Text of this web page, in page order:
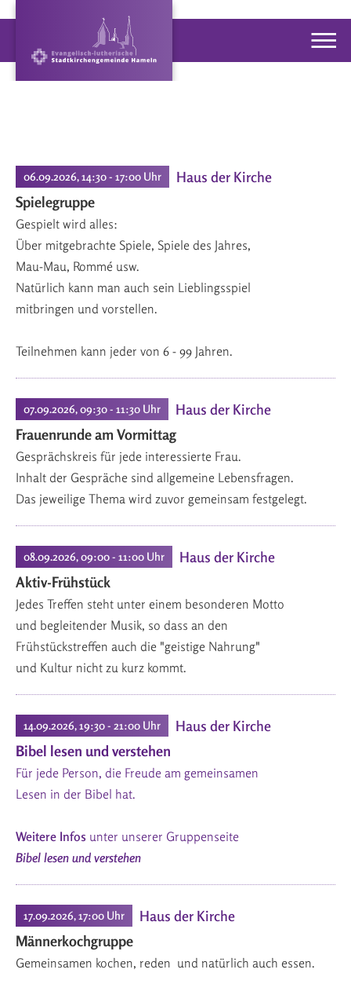
06.09.2026, 14:30 - 17:00 Uhr
Haus der Kirche
Spielegruppe
Gespielt wird alles:
Über mitgebrachte Spiele, Spiele des Jahres,
Mau-Mau, Rommé usw.
Natürlich kann man auch sein Lieblingsspiel
mitbringen und vorstellen.
Teilnehmen kann jeder von 6 - 99 Jahren.
07.09.2026, 09:30 - 11:30 Uhr
Haus der Kirche
Frauenrunde am Vormittag
Gesprächskreis für jede interessierte Frau.
Inhalt der Gespräche sind allgemeine Lebensfragen.
Das jeweilige Thema wird zuvor gemeinsam festgelegt.
08.09.2026, 09:00 - 11:00 Uhr
Haus der Kirche
Aktiv-Frühstück
Jedes Treffen steht unter einem besonderen Motto
und begleitender Musik, so dass an den
Frühstückstreffen auch die "geistige Nahrung"
und Kultur nicht zu kurz kommt.
14.09.2026, 19:30 - 21:00 Uhr
Haus der Kirche
Bibel lesen und verstehen
Für jede Person, die Freude am gemeinsamen
Lesen in der Bibel hat.
Weitere Infos unter unserer Gruppenseite
Bibel lesen und verstehen
17.09.2026, 17:00 Uhr
Haus der Kirche
Männerkochgruppe
Gemeinsamen kochen, reden und natürlich auch essen.